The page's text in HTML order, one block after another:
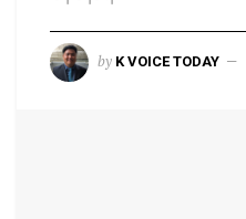
by K VOICE TODAY